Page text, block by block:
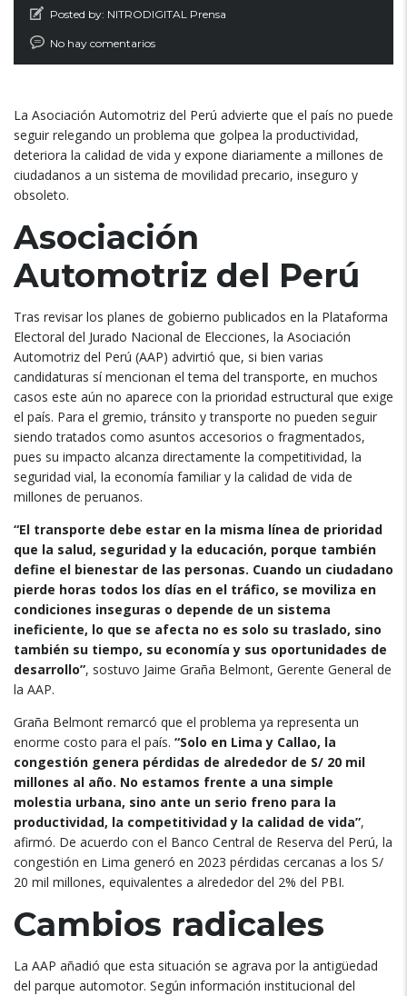
Posted by: NITRODIGITAL Prensa
No hay comentarios
La Asociación Automotriz del Perú advierte que el país no puede
seguir relegando un problema que golpea la productividad,
deteriora la calidad de vida y expone diariamente a millones de
ciudadanos a un sistema de movilidad precario, inseguro y
obsoleto.
Asociación
Automotriz del Perú
Tras revisar los planes de gobierno publicados en la Plataforma
Electoral del Jurado Nacional de Elecciones, la Asociación
Automotriz del Perú (AAP) advirtió que, si bien varias
candidaturas sí mencionan el tema del transporte, en muchos
casos este aún no aparece con la prioridad estructural que exige
el país. Para el gremio, tránsito y transporte no pueden seguir
siendo tratados como asuntos accesorios o fragmentados,
pues su impacto alcanza directamente la competitividad, la
seguridad vial, la economía familiar y la calidad de vida de
millones de peruanos.
“El transporte debe estar en la misma línea de prioridad
que la salud, seguridad y la educación, porque también
define el bienestar de las personas. Cuando un ciudadano
pierde horas todos los días en el tráfico, se moviliza en
condiciones inseguras o depende de un sistema
ineficiente, lo que se afecta no es solo su traslado, sino
también su tiempo, su economía y sus oportunidades de
desarrollo”, sostuvo Jaime Graña Belmont, Gerente General de
la AAP.
Graña Belmont remarcó que el problema ya representa un
enorme costo para el país. “Solo en Lima y Callao, la
congestión genera pérdidas de alrededor de S/ 20 mil
millones al año. No estamos frente a una simple
molestia urbana, sino ante un serio freno para la
productividad, la competitividad y la calidad de vida”,
afirmó. De acuerdo con el Banco Central de Reserva del Perú, la
congestión en Lima generó en 2023 pérdidas cercanas a los S/
20 mil millones, equivalentes a alrededor del 2% del PBI.
Cambios radicales
La AAP añadió que esta situación se agrava por la antigüedad
del parque automotor. Según información institucional del